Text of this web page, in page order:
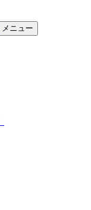
メニュー